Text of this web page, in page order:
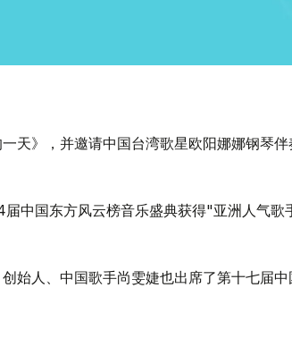
天》，并邀请中国台湾歌星欧阳娜娜钢琴伴
中国东方风云榜音乐盛典获得"亚洲人气歌
始人、中国歌手尚雯婕也出席了第十七届